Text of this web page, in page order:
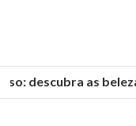
descubra as